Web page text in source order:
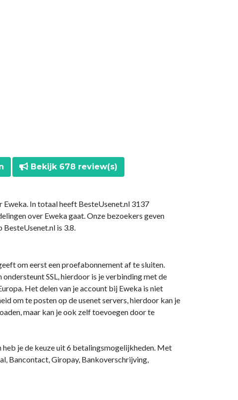
Bekijk 678 review(s)
In totaal heeft BesteUsenet.nl 3137
over Eweka gaat. Onze bezoekers geven
is 3.8.
om eerst een proefabonnement af te sluiten.
SSL, hierdoor is je verbinding met de
Het delen van je account bij Eweka is niet
om te posten op de usenet servers, hierdoor kan je
maar kan je ook zelf toevoegen door te
je de keuze uit 6 betalingsmogelijkheden. Met
Bancontact, Giropay, Bankoverschrijving,